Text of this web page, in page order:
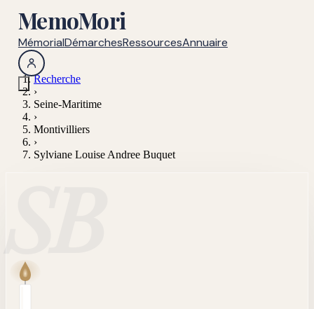
MemoMori
MémorialDémarchesRessourcesAnnuaire
Recherche
›
Seine-Maritime
›
Montivilliers
›
Sylviane Louise Andree Buquet